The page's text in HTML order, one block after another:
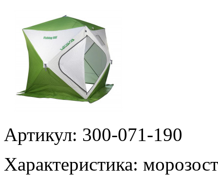
Артикул: 300-071-190
Характеристика: